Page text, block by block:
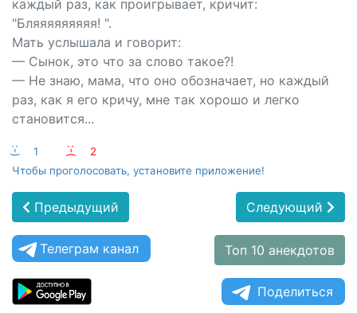
каждый раз, как проигрывает, кричит:
"Бляяяяяяяяя! ".
Мать услышала и говорит:
— Сынок, это что за слово такое?!
— Не знаю, мама, что оно обозначает, но каждый
раз, как я его кричу, мне так хорошо и легко
становится...
:-) 1 :-(
2
Чтобы проголосовать, установите приложение!
Предыдущий Следующий
Телеграм канал Топ 10 анекдотов
Поделиться